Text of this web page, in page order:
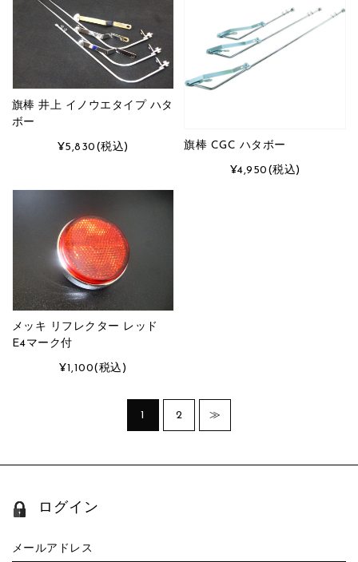
旗棒 井上 イノウエタイプ ハタ
ボー
¥5,830 (税込) 旗棒 CGC ハタボー
¥4,950 (税込)
メッキ リフレクター レッド
E4マーク付
¥1,100(税込)
1 2 ≫
ログイン
メールアドレス